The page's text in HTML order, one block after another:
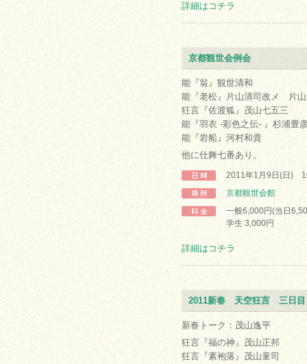
詳細はコチラ
京都観世会例会
能『翁』観世清和
能『老松』片山清司改メ 片
狂言『佐渡狐』茂山七五三
能『羽衣 -彩色之伝- 』杉浦豊
能『岩船』河村和貴
他に仕舞七番あり。
2011年1月9日(日)
京都観世会館
一般6,000円(当日
学生 3,000円
詳細はコチラ
2011新春 天空狂言 三日目
新春トーク：茂山逸平
狂言『福の神』茂山正邦
狂言『素袍落』茂山童司